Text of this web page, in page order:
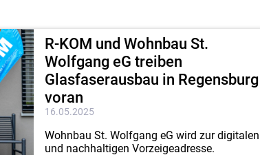
R-KOM und Wohnbau St.
Wolfgang eG treiben
Glasfaserausbau in Regensburg
voran
16.05.2025
Wohnbau St. Wolfgang eG wird zur digitalen
und nachhaltigen Vorzeigeadresse.